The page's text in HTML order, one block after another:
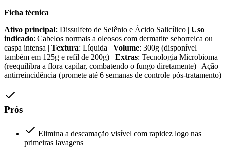
Ficha técnica
Ativo principal: Dissulfeto de Selênio e Ácido Salicílico | Uso
indicado: Cabelos normais a oleosos com dermatite seborreica ou
caspa intensa | Textura: Líquida | Volume: 300g (disponível
também em 125g e refil de 200g) | Extras: Tecnologia Microbioma
(reequilibra a flora capilar, combatendo o fungo diretamente) | Ação
antirreincidência (promete até 6 semanas de controle pós-tratamento)
Prós
Elimina a descamação visível com rapidez logo nas
primeiras lavagens